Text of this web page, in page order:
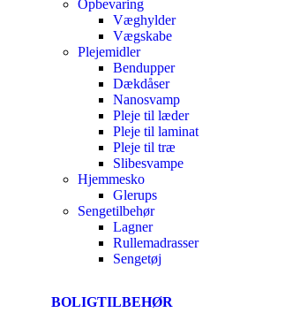
Opbevaring
Væghylder
Vægskabe
Plejemidler
Bendupper
Dækdåser
Nanosvamp
Pleje til læder
Pleje til laminat
Pleje til træ
Slibesvampe
Hjemmesko
Glerups
Sengetilbehør
Lagner
Rullemadrasser
Sengetøj
BOLIGTILBEHØR